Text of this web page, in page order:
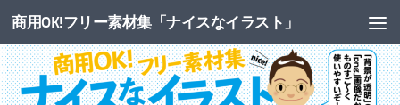
コンテンツへスキップ
商用OK!フリー素材集「ナイスなイラスト」